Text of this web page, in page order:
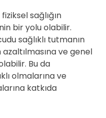
sağlığın
bir yolu olabilir.
sağlıklı tutmanın
azaltılmasına ve genel
Bu da
olmalarına ve
katkıda